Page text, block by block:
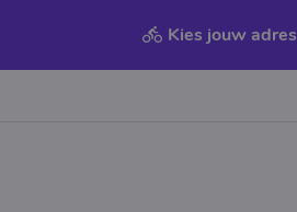
Kies jouw adres